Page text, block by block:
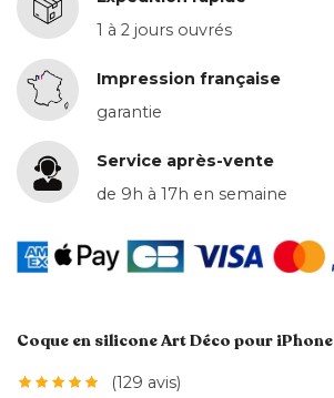
1 à 2 jours ouvrés
Impression française
garantie
Service après-vente
de 9h à 17h en semaine
Coque en silicone Art Déco pour iPhone
(129 avis)